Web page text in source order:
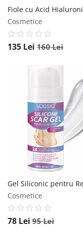
Cosmetice
135 Lei 160Lei
Cosmetice
78 Lei 95Lei